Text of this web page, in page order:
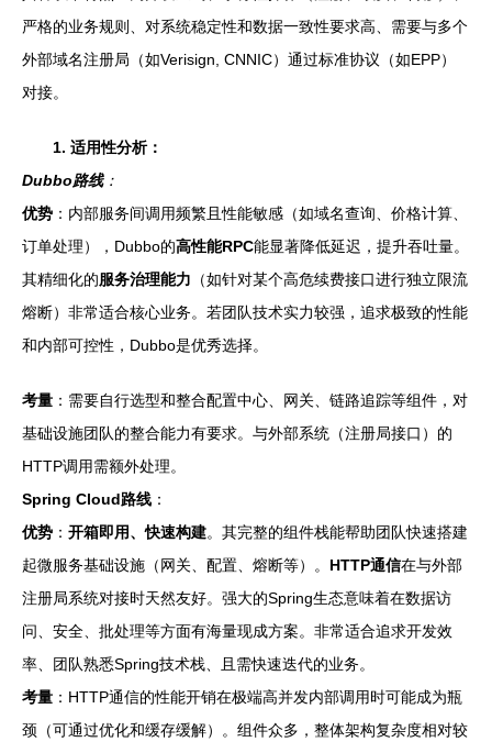
严格的业务规则、对系统稳定性和数据一致性要求高、需要与多个
外部域名注册局（如Verisign, CNNIC）通过标准协议（如EPP）
对接。
1. 适用性分析：
Dubbo路线：
优势 ：内部服务间调用频繁且性能敏感（如域名查询、价格计算、
订单处理），Dubbo的高性能RPC能显著降低延迟，提升吞吐量。
其精细化的服务治理能力 （如针对某个高危续费接口进行独立限流
熔断）非常适合核心业务。若团队技术实力较强，追求极致的性能
和内部可控性，Dubbo是优秀选择。
考量 ：需要自行选型和整合配置中心、网关、链路追踪等组件，对
基础设施团队的整合能力有要求。与外部系统（注册局接口）的
HTTP调用需额外处理。
Spring Cloud路线 ：
优势 ： 开箱即用、快速构建。其完整的组件栈能帮助团队快速搭建
起微服务基础设施（网关、配置、熔断等）。 HTTP通信在与外部
注册局系统对接时天然友好。强大的Spring生态意味着在数据访
问、安全、批处理等方面有海量现成方案。非常适合追求开发效
率、团队熟悉Spring技术栈、且需快速迭代的业务。
考量 ：HTTP通信的性能开销在极端高并发内部调用时可能成为瓶
颈（可通过优化和缓存缓解）。组件众多，整体架构复杂度相对较